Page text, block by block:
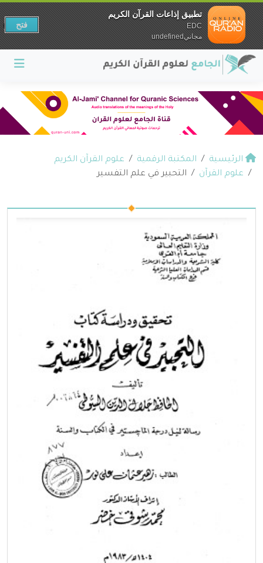
الرئيسية المكتبة الرقمية
علوم القرآن الكريم
علوم القرآن
التحبير في علم التفسير
تطبيق إذاعات القرآن الكريم
EDC
مجانيundefined
فتح